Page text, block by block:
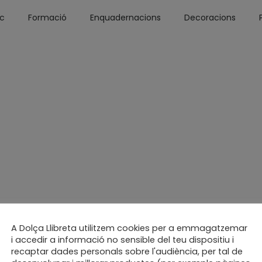
Formació Enquadernacions Decoracions
A Dolça Llibreta utilitzem cookies per a emmagatzemar
i accedir a informació no sensible del teu dispositiu i
recaptar dades personals sobre l'audiència, per tal de